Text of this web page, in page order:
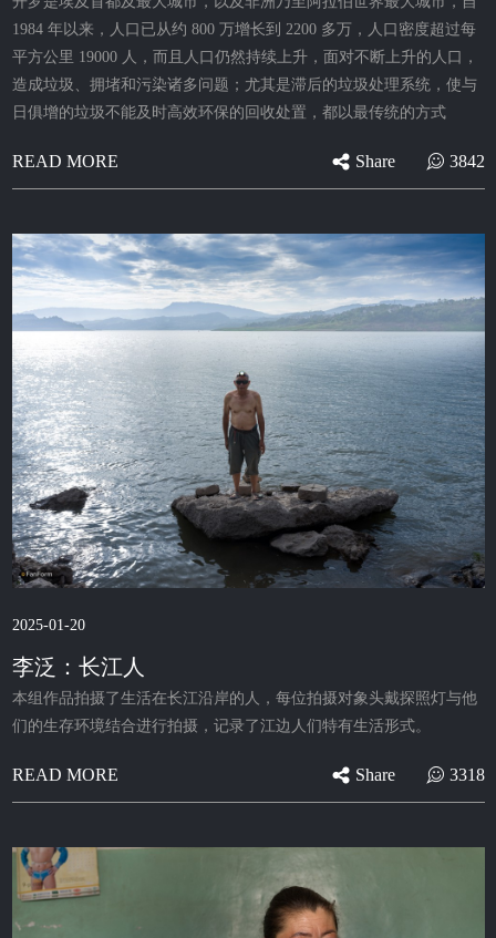
1984 年以来，人口已从约 800 万增长到 2200 多万，人口密度超过每
平方公里 19000 人，而且人口仍然持续上升，面对不断上升的人口，
造成垃圾、拥堵和污染诸多问题；尤其是滞后的垃圾处理系统，使与
日俱增的垃圾不能及时高效环保的回收处置，都以最传统的方式
READ MORE Share 3842
2025-01-20
李泛：长江人
本组作品拍摄了生活在长江沿岸的人，每位拍摄对象头戴探照灯与他
们的生存环境结合进行拍摄，记录了江边人们特有生活形式。
READ MORE Share 3318